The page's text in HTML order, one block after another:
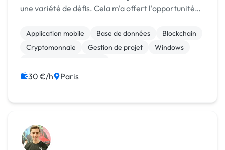
une variété de défis. Cela m'a offert l'opportunité
No Code et la gestion d'une base de données en
dé...
Application mobile Base de données
Blockchain
Cryptomonnaie
Gestion de projet
Windows
Migration ou refonte de site
30 €/h Paris